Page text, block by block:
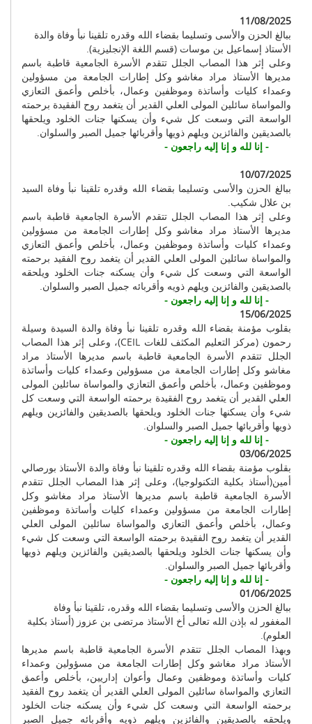
11/08/2025
ببالغ الحزن والأسى وتسليما بقضاء الله وقدره تلقينا نبأ وفاة والدة
الأستاذ إسماعيل بن موسات (قسم اللغة الإنجليزية).
وعلى إثر هذا المصاب الجلل تتقدم الأسرة الجامعية قاطبة باسم
مديرها الأستاذ مراد مغاشو وكل إطارات الجامعة من مسؤولين
وعمداء كليات وأساتذة وموظفين وعمال، بأخلص وأعمق التعازي
والمواساة سائلين المولى العلي القدير أن يتغمد روح الفقيدة برحمته
الواسعة التي وسعت كل شيء وأن يسكنها جنات الخلود ويلحقها
بالصديقين والفائزين ويلهم ذويها وأقربائها جميل الصبر والسلوان.
- إنا لله و إنا إليه راجعون -
10/07/2025
ببالغ الحزن والأسى وتسليما بقضاء الله وقدره تلقينا نبأ وفاة السيد
بن علال شكيب.
وعلى إثر هذا المصاب الجلل تتقدم الأسرة الجامعية قاطبة باسم
مديرها الأستاذ مراد مغاشو وكل إطارات الجامعة من مسؤولين
وعمداء كليات وأساتذة وموظفين وعمال، بأخلص وأعمق التعازي
والمواساة سائلين المولى العلي القدير أن يتغمد روح الفقيد برحمته
الواسعة التي وسعت كل شيء وأن يسكنه جنات الخلود ويلحقه
بالصديقين والفائزين ويلهم ذويه وأقربائه جميل الصبر والسلوان.
- إنا لله و إنا إليه راجعون -
15/06/2025
بقلوب مؤمنة بقضاء الله وقدره تلقينا نبأ وفاة والدة السيدة وسيلة
رحمون (مركز التعليم المكثف للغات CEIL)، وعلى إثر هذا المصاب
الجلل تتقدم الأسرة الجامعية قاطبة باسم مديرها الأستاذ مراد
مغاشو وكل إطارات الجامعة من مسؤولين وعمداء كليات وأساتذة
وموظفين وعمال، بأخلص وأعمق التعازي والمواساة سائلين المولى
العلي القدير أن يتغمد روح الفقيدة برحمته الواسعة التي وسعت كل
شيء وأن يسكنها جنات الخلود ويلحقها بالصديقين والفائزين ويلهم
ذويها وأقربائها جميل الصبر والسلوان.
- إنا لله و إنا إليه راجعون -
03/06/2025
بقلوب مؤمنة بقضاء الله وقدره تلقينا نبأ وفاة والدة الأستاذ بورصالي
أمين(أستاذ بكلية التكنولوجيا)، وعلى إثر هذا المصاب الجلل تتقدم
الأسرة الجامعية قاطبة باسم مديرها الأستاذ مراد مغاشو وكل
إطارات الجامعة من مسؤولين وعمداء كليات وأساتذة وموظفين
وعمال، بأخلص وأعمق التعازي والمواساة سائلين المولى العلي
القدير أن يتغمد روح الفقيدة برحمته الواسعة التي وسعت كل شيء
وأن يسكنها جنات الخلود ويلحقها بالصديقين والفائزين ويلهم ذويها
وأقربائها جميل الصبر والسلوان.
- إنا لله و إنا إليه راجعون -
01/06/2025
ببالغ الحزن والأسى وتسليما بقضاء الله وقدره، تلقينا نبأ وفاة
المغفور له بإذن الله تعالى أخ الأستاذ مرتضى بن عزوز (أستاذ بكلية
العلوم).
وبهذا المصاب الجلل تتقدم الأسرة الجامعية قاطبة باسم مديرها
الأستاذ مراد مغاشو وكل إطارات الجامعة من مسؤولين وعمداء
كليات وأساتذة وموظفين وعمال وأعوان إداريين، بأخلص وأعمق
التعازي والمواساة سائلين المولى العلي القدير أن يتغمد روح الفقيد
برحمته الواسعة التي وسعت كل شيء وأن يسكنه جنات الخلود
ويلحقه بالصديقين والفائزين ويلهم ذويه وأقربائه جميل الصبر